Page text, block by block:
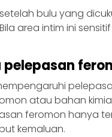
bulu yang
area intim ini
pelepasan
atau bahan
feromon hanya
kemaluan.